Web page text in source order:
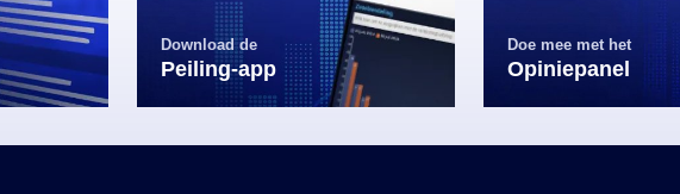
Download de
Peiling-app
Doe mee met het
Opiniepanel